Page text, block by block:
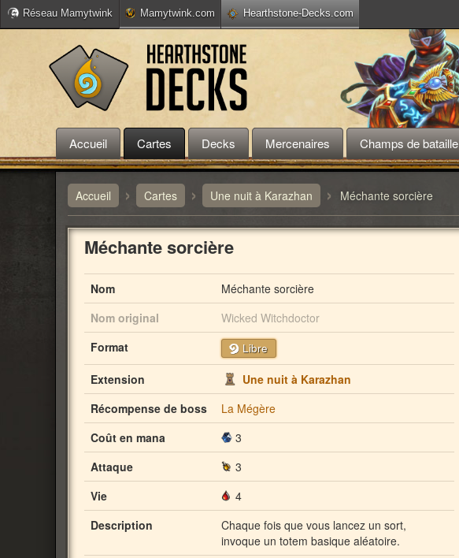
Réseau Mamytwink Mamytwink.com Hearthstone-Decks.com
Accueil Cartes Decks Mercenaires Champs de bataille
Accueil › Cartes › Une nuit à Karazhan › Méchante sorcière
Méchante sorcière
Nom
Méchante sorcière
Nom original
Wicked Witchdoctor
Format
Libre
Extension
Une nuit à Karazhan
Récompense de boss
La Mégère
Coût en mana
3
Attaque
3
Vie
4
Description
Chaque fois que vous lancez un sort,
invoque un totem basique aléatoire.